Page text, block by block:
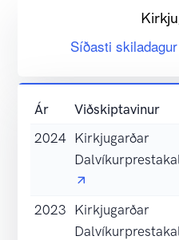
Síðasti skiladagur
Ár Viðskiptavinur
2024 Kirkjugarðar
2023 Kirkjugarðar